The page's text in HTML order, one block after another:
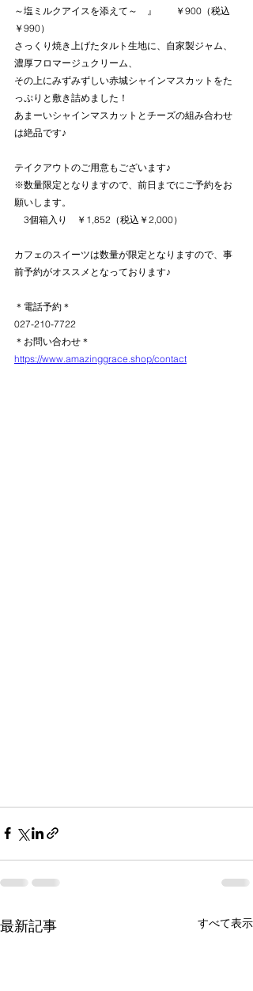
～塩ミルクアイスを添えて～　』　　￥900（税込
￥990）
さっくり焼き上げたタルト生地に、自家製ジャム、
濃厚フロマージュクリーム、
その上にみずみずしい赤城シャインマスカットをた
っぷりと敷き詰めました！
あまーいシャインマスカットとチーズの組み合わせ
は絶品です♪
テイクアウトのご用意もございます♪
※数量限定となりますので、前日までにご予約をお
願いします。
3個箱入り　￥1,852（税込￥2,000）
カフェのスイーツは数量が限定となりますので、事
前予約がオススメとなっております♪
＊電話予約＊
027-210-7722
＊お問い合わせ＊
https://www.amazinggrace.shop/contact
最新記事 すべて表示